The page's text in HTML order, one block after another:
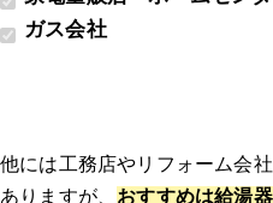
ガス会社
他には工務店やリフォーム会
ありますが、 おすすめは給湯